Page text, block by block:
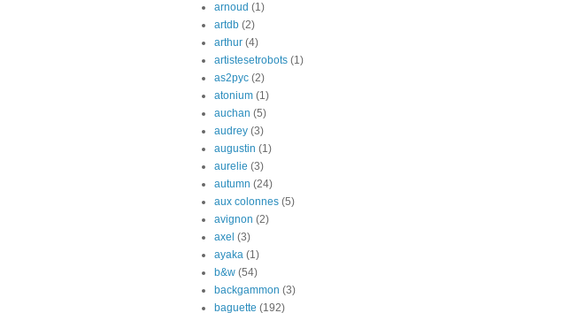
arnoud (1)
artdb (2)
arthur (4)
artistesetrobots (1)
as2pyc (2)
atonium (1)
auchan (5)
audrey (3)
augustin (1)
aurelie (3)
autumn (24)
aux colonnes (5)
avignon (2)
axel (3)
ayaka (1)
b&w (54)
backgammon (3)
baguette (192)